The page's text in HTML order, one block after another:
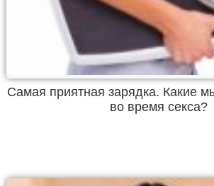
Самая приятная зарядка. Какие
во время секса?